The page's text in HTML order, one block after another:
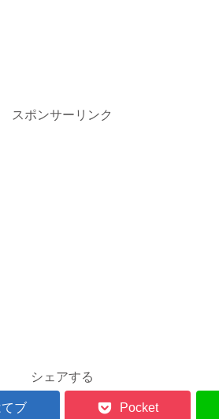
スポンサーリンク
シェアする
ブ Pocket